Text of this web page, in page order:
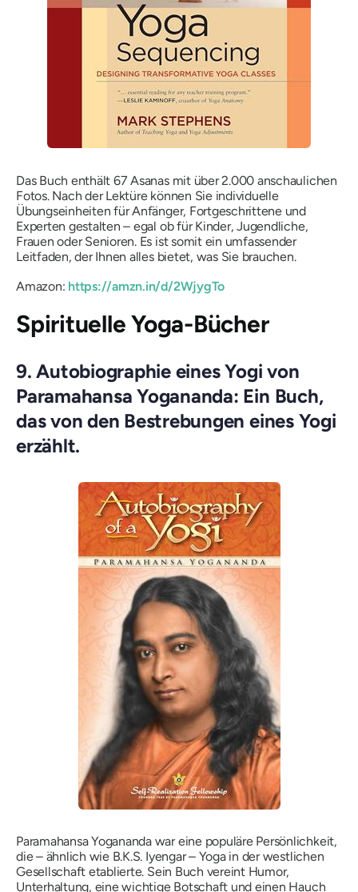
Das Buch enthält 67 Asanas mit über 2.000 anschaulichen
Fotos. Nach der Lektüre können Sie individuelle
Übungseinheiten für Anfänger, Fortgeschrittene und
Experten gestalten – egal ob für Kinder, Jugendliche,
Frauen oder Senioren. Es ist somit ein umfassender
Leitfaden, der Ihnen alles bietet, was Sie brauchen.
Amazon: https://amzn.in/d/2WjygTo
Spirituelle Yoga-Bücher
9. Autobiographie eines Yogi von
Paramahansa Yogananda: Ein Buch,
das von den Bestrebungen eines Yogi
erzählt.
Paramahansa Yogananda war eine populäre Persönlichkeit,
die – ähnlich wie B.K.S. Iyengar – Yoga in der westlichen
Gesellschaft etablierte. Sein Buch vereint Humor,
Unterhaltung, eine wichtige Botschaft und einen Hauch